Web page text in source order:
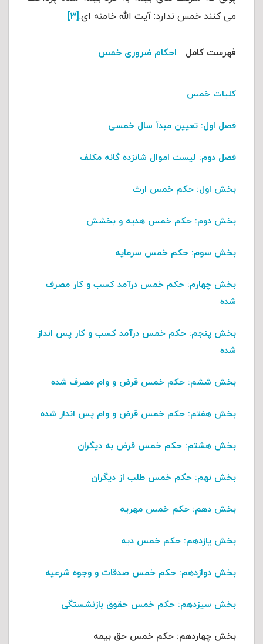
می کنند خمس ندارد: آیت الله خامنه ای.[۳]
فهرست کامل احکام ضروری خمس:
کلیات خمس
فصل اول: تعیین مبدأ سال خمسی
فصل دوم: لیست اموال شانزده گانه مکلف
بخش اول:حکم خمس ارث
بخش دوم:حکم خمس هدیه و بخشش
بخش سوم:حکم خمس سرمایه
بخش چهارم:حکم خمس درآمد کسب و کار مصرف
شده
بخش پنجم: حکم خمس درآمد کسب و کار پس انداز
شده
بخش ششم: حکم خمس قرض و وام مصرف شده
بخش هفتم: حکم خمس قرض و وام پس انداز شده
بخش هشتم: حکم خمس قرض به دیگران
بخش نهم: حکم خمس طلب از دیگران
بخش دهم: حکم خمس مهریه
بخش یازدهم: حکم خمس دیه
بخش دوازدهم: حکم خمس صدقات و وجوه شرعیه
بخش سیزدهم: حکم خمس حقوق بازنشستگی
بخش چهاردهم: حکم خمس حق بیمه